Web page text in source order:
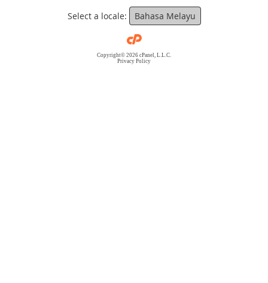
Select a locale: Bahasa Melayu
Copyright© 2026 cPanel, L.L.C.
Privacy Policy